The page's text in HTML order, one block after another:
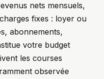
nets mensuels,
fixes : loyer ou
abonnements,
votre budget
les courses
observée